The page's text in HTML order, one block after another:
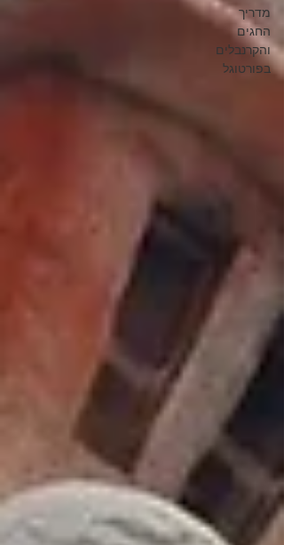
מדריך
החגים
והקרנבלים
בפורטוגל